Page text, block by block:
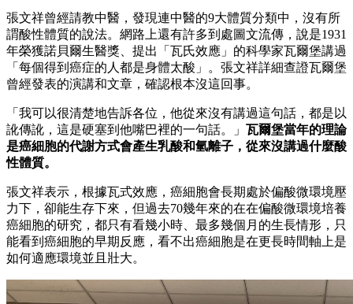
張文祥曾經請教中醫，發現連中醫的9大體質分類中，沒有所
謂酸性體質的說法。網路上還有許多到處圖文流傳，說是1931
年榮獲諾貝爾生醫獎、提出「瓦氏效應」的科學家瓦爾堡講過
「每個得到癌症的人都是身體太酸」。張文祥詳細查證瓦爾堡
曾經發表的演講和文章，確認根本沒這回事。
「我可以很清楚地告訴各位，他從來沒有講過這句話，都是以
訛傳訛，這是硬塞到他嘴巴裡的一句話。」 瓦爾堡當年的理論
是癌細胞的代謝方式會產生乳酸和氫離子，從來沒講過什麼酸
性體質。
張文祥表示，根據瓦式效應，癌細胞會長期處於偏酸微環境壓
力下，卻能生存下來，但過去70幾年來的在在偏酸微環境培養
癌細胞的研究，都只有看幾小時、最多幾個月的生長情形，只
能看到癌細胞的早期反應，看不出癌細胞是在更長時間軸上是
如何適應環境並且壯大。